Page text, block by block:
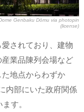
Genbaku Dōmu via photopin
(license)
されており、建物
業品陳列会場など
地点からわずか
内部にいた政府関係
す。